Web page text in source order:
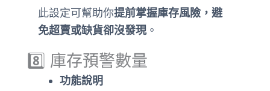
此設定可幫助你提前掌握庫存風險，避
免超賣或缺貨卻沒發現。
8️⃣ 庫存預警數量
功能說明